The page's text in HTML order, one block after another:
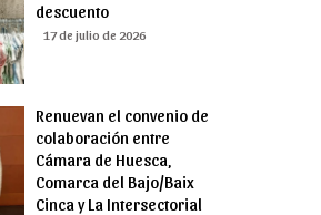
descuento
17 de julio de 2026
Renuevan el convenio de
colaboración entre
Cámara de Huesca,
Comarca del Bajo/Baix
Cinca y La Intersectorial